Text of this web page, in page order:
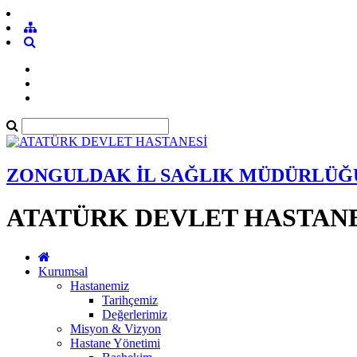
ZONGULDAK İL SAĞLIK
ATATÜRK DEVLET
Kurumsal
Hastanemiz
Tarihçemiz
Değerlerimiz
Misyon & Vizyon
Hastane Yönetimi